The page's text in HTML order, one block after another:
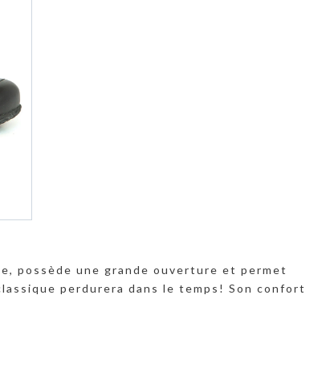
possède une grande ouverture et permet
perdurera dans le temps! Son confort